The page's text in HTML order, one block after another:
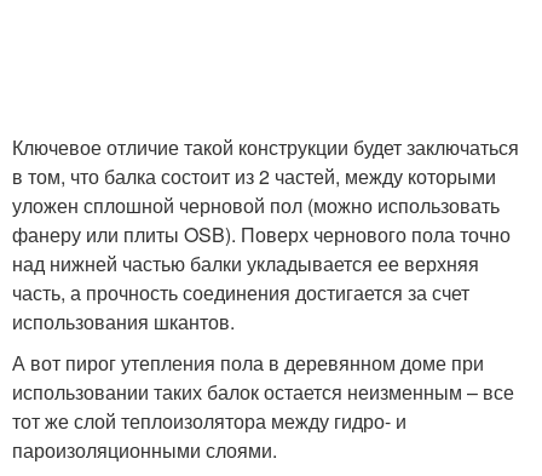
Ключевое отличие такой конструкции будет заключаться
в том, что балка состоит из 2 частей, между которыми
уложен сплошной черновой пол (можно использовать
фанеру или плиты OSB). Поверх чернового пола точно
над нижней частью балки укладывается ее верхняя
часть, а прочность соединения достигается за счет
использования шкантов.
А вот пирог утепления пола в деревянном доме при
использовании таких балок остается неизменным – все
тот же слой теплоизолятора между гидро- и
пароизоляционными слоями.